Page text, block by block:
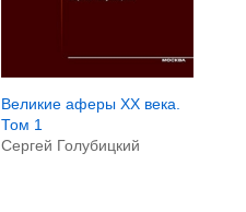
Великие аферы XX века.
Том 1
Сергей Голубицкий